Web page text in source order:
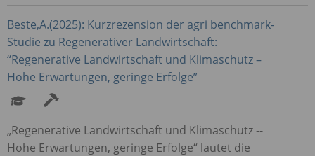
Beste,A.(2025): Kurzrezension der agri benchmark-
Studie zu Regenerativer Landwirtschaft:
“Regenerative Landwirtschaft und Klimaschutz –
Hohe Erwartungen, geringe Erfolge”
„Regenerative Landwirtschaft und Klimaschutz -­
Hohe Erwartungen, geringe Erfolge“ lautet die